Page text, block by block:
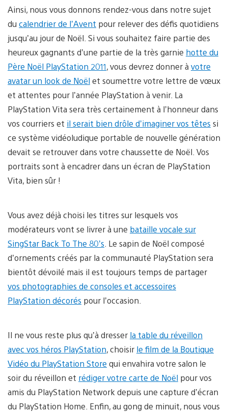
Ainsi, nous vous donnons rendez-vous dans notre sujet
du calendrier de l’Avent pour relever des défis quotidiens
jusqu’au jour de Noël. Si vous souhaitez faire partie des
heureux gagnants d’une partie de la très garnie hotte du
Père Noël PlayStation 2011, vous devrez donner à votre
avatar un look de Noëlet soumettre votre lettre de vœux
et attentes pour l’année PlayStation à venir. La
PlayStation Vita sera très certainement à l’honneur dans
vos courriers et il serait bien drôle d’imaginer vos têtes si
ce système vidéoludique portable de nouvelle génération
devait se retrouver dans votre chaussette de Noël. Vos
portraits sont à encadrer dans un écran de PlayStation
Vita, bien sûr !
Vous avez déjà choisi les titres sur lesquels vos
modérateurs vont se livrer à une bataille vocale sur
SingStar Back To The 80’s . Le sapin de Noël composé
d’ornements créés par la communauté PlayStation sera
bientôt dévoilé mais il est toujours temps de partager
vos photographies de consoles et accessoires
PlayStation décorés pour l’occasion.
Il ne vous reste plus qu’à dresser la table du réveillon
avec vos héros PlayStation, choisir le film de la Boutique
Vidéo du PlayStation Store qui envahira votre salon le
soir du réveillon et rédiger votre carte de Noël pour vos
amis du PlayStation Network depuis une capture d’écran
du PlayStation Home. Enfin, au gong de minuit, nous vous